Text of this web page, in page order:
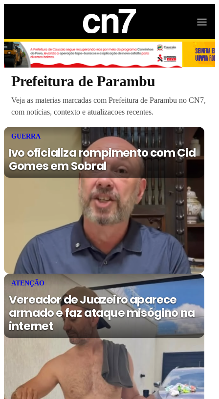
Prefeitura de Parambu
Veja as materias marcadas com Prefeitura de Parambu no CN7,
com noticias, contexto e atualizacoes recentes.
GUERRA
Ivo oficializa rompimento com Cid
Gomes em Sobral
ATENÇÃO
Vereador de Juazeiro aparece
armado e faz ataque misógino na
internet